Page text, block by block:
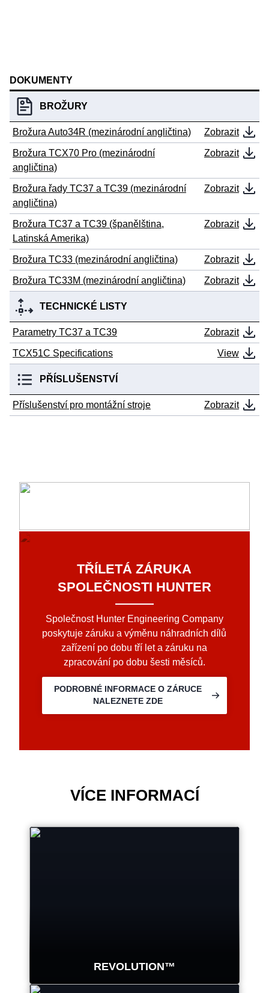
DOKUMENTY
BROŽURY
Brožura Auto34R (mezinárodní angličtina) Zobrazit
Brožura TCX70 Pro (mezinárodní
angličtina)
Zobrazit
Brožura řady TC37 a TC39 (mezinárodní
angličtina)
Zobrazit
Brožura TC37 a TC39 (španělština,
Latinská Amerika)
Zobrazit
Brožura TC33 (mezinárodní angličtina) Zobrazit
Brožura TC33M (mezinárodní angličtina) Zobrazit
TECHNICKÉ LISTY
Parametry TC37 a TC39 Zobrazit
TCX51C Specifications View
PŘÍSLUŠENSTVÍ
Příslušenství pro montážní stroje Zobrazit
TŘÍLETÁ ZÁRUKA
SPOLEČNOSTI HUNTER
Společnost Hunter Engineering Company
poskytuje záruku a výměnu náhradních dílů
zařízení po dobu tří let a záruku na
zpracování po dobu šesti měsíců.
PODROBNÉ INFORMACE O ZÁRUCE
NALEZNETE ZDE
VÍCE INFORMACÍ
REVOLUTION™